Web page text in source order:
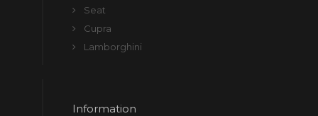
Seat
Cupra
Lamborghini
Information